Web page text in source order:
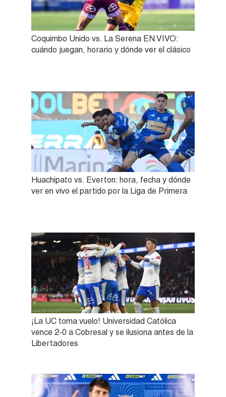
Coquimbo Unido vs. La Serena EN VIVO:
cuándo juegan, horario y dónde ver el clásico
Huachipato vs. Everton: hora, fecha y dónde
ver en vivo el partido por la Liga de Primera
¡La UC toma vuelo! Universidad Católica
vence 2-0 a Cobresal y se ilusiona antes de la
Libertadores